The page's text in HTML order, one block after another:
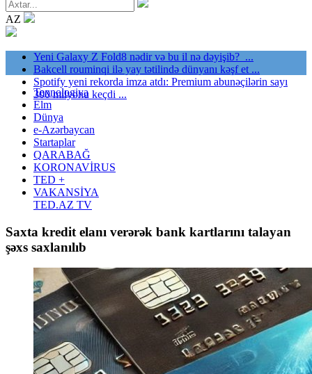
AZ
Yeni Galaxy Z Fold8 nədir və bu il nə dəyişib? ...
Bakcell rouminqi ilə yay tətilində dünyanı kəşf et ...
Spotify yeni rekorda imza atdı: Premium abunəçilərin sayı
300 milyonu keçdi ...
Texnologiya
Elm
Dünya
e-Azərbaycan
Startaplar
QARABAĞ
KORONAVİRUS
TED +
VAKANSİYA
TED.AZ TV
Saxta kredit elanı verərək bank kartlarını talayan
şəxs saxlanılıb